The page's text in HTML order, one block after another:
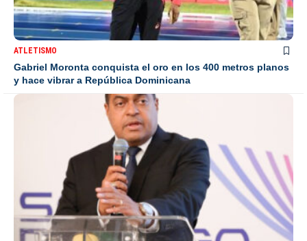
ATLETISMO
Gabriel Moronta conquista el oro en los 400 metros planos
y hace vibrar a República Dominicana